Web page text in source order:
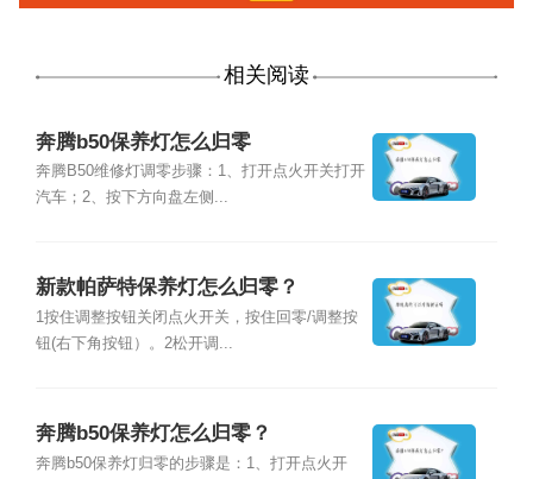
相关阅读
奔腾b50保养灯怎么归零
奔腾B50维修灯调零步骤：1、打开点火开关打开
汽车；2、按下方向盘左侧...
新款帕萨特保养灯怎么归零？
1按住调整按钮关闭点火开关，按住回零/调整按
钮(右下角按钮）。2松开调...
奔腾b50保养灯怎么归零？
奔腾b50保养灯归零的步骤是：1、打开点火开